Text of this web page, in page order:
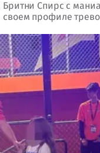
Бритни Спирс с
своем профиле
размышлениями...